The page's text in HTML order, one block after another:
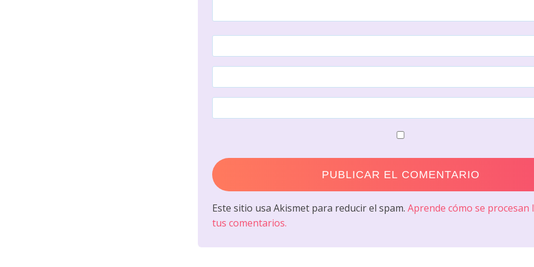
Este sitio usa Akismet para reducir el spam. Aprende cómo se procesan
tus comentarios.